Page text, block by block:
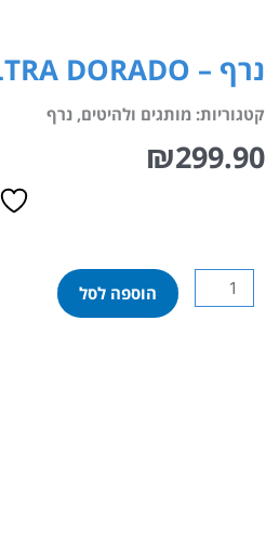
נרף – ULTRA DORADO
קטגוריות:מותגים ולהיטים,נרף
₪299.90
כמות
של
הוספה לסל